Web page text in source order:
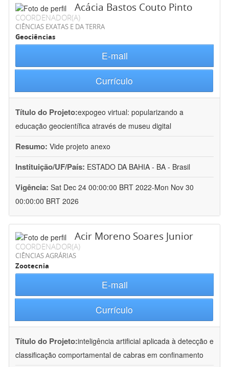
Acácia Bastos Couto Pinto
COORDENADOR(A)
CIÊNCIAS EXATAS E DA TERRA
Geociências
E-mail
Currículo
Título do Projeto:expogeo virtual: popularizando a
educação geocientífica através de museu digital
Resumo: Vide projeto anexo
Instituição/UF/País: ESTADO DA BAHIA - BA - Brasil
Vigência: Sat Dec 24 00:00:00 BRT 2022-Mon Nov 30
00:00:00 BRT 2026
Acir Moreno Soares Junior
COORDENADOR(A)
CIÊNCIAS AGRÁRIAS
Zootecnia
E-mail
Currículo
Título do Projeto:inteligência artificial aplicada à detecção e
classificação comportamental de cabras em confinamento